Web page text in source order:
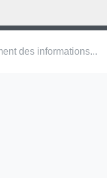
des informations...